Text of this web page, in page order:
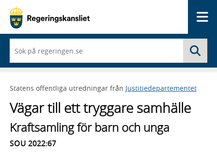
du
börjar
skriva
framträder
lista
med
sökförslag
Statens offentliga utredningar från Justitiedepartementet
Vägar till ett tryggare samhälle
Kraftsamling för barn och unga
SOU 2022:67